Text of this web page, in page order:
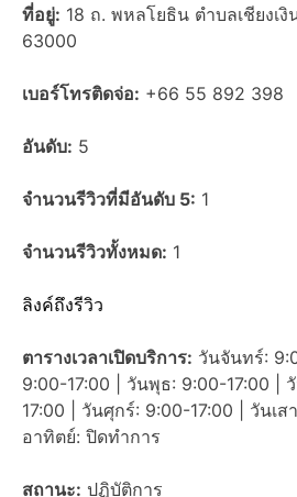
ที่อยู่: 18 ถ. พหลโยธิน ตำบลเชียงเงิ
63000
เบอร์โทรติดจ่อ: +66 55 892 398
อันดับ: 5
จำนวนรีวิวที่มีอันดับ 5: 1
จำนวนรีวิวทั้งหมด: 1
ลิงค์ถึงรีวิว
ตารางเวลาเปิดบริการ: วันจันทร์:
9:00-17:00 | วันพุธ: 9:00-17:00 |
17:00 | วันศุกร์: 9:00-17:00 | วันเ
อาทิตย์: ปิดทำการ
สถานะ: ปฏิบัติการ